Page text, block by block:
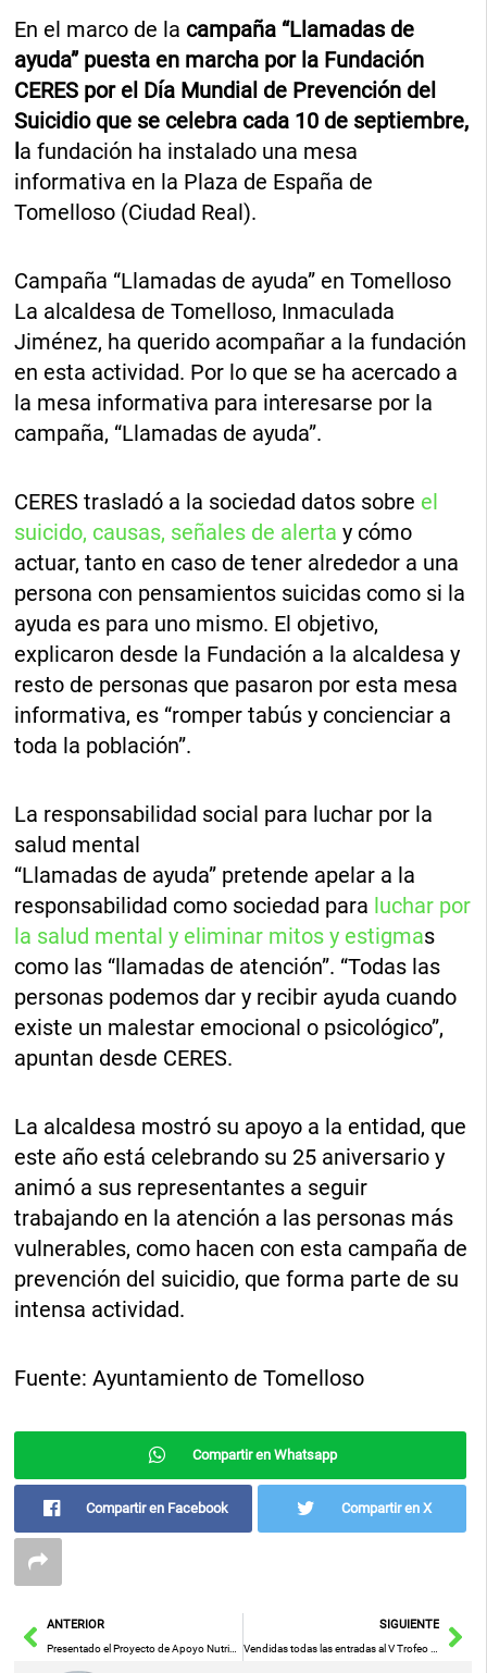
En el marco de la campaña “Llamadas de
ayuda” puesta en marcha por la Fundación
CERES por el Día Mundial de Prevención del
Suicidio que se celebra cada 10 de septiembre,
a fundación ha instalado una mesa
informativa en la Plaza de España de
Tomelloso (Ciudad Real).
Campaña “Llamadas de ayuda” en Tomelloso
La alcaldesa de Tomelloso, Inmaculada
Jiménez, ha querido acompañar a la fundación
en esta actividad. Por lo que se ha acercado a
la mesa informativa para interesarse por la
campaña, “Llamadas de ayuda”.
CERES trasladó a la sociedad datos sobre el
suicido, causas, señales de alerta y cómo
actuar, tanto en caso de tener alrededor a una
persona con pensamientos suicidas como si la
ayuda es para uno mismo. El objetivo,
explicaron desde la Fundación a la alcaldesa y
resto de personas que pasaron por esta mesa
informativa, es “romper tabús y concienciar a
toda la población”.
La responsabilidad social para luchar por la
salud mental
“Llamadas de ayuda” pretende apelar a la
responsabilidad como sociedad para luchar por
la salud mental y eliminar mitos y estigmas
como las “llamadas de atención”. “Todas las
personas podemos dar y recibir ayuda cuando
existe un malestar emocional o psicológico”,
apuntan desde CERES.
La alcaldesa mostró su apoyo a la entidad, que
este año está celebrando su 25 aniversario y
animó a sus representantes a seguir
trabajando en la atención a las personas más
vulnerables, como hacen con esta campaña de
prevención del suicidio, que forma parte de su
intensa actividad.
Fuente: Ayuntamiento de Tomelloso
Compartir en Whatsapp
Compartir en Facebook Compartir en X
AntANTERIOR
Presentado el Proyecto de Apoyo Nutricional para Personas en su entorno al que en la provincia de Ciudad Real se han sumado 61 municipios menores de 5.000 habitantes
SIGUIENTE
Vendidas todas las entradas al V Trofeo “Luis Casimiro” del 17 de septiembre entre el Real Madrid y Ucam Murcia en el pabellón Antonio Rivilla de Puertollano